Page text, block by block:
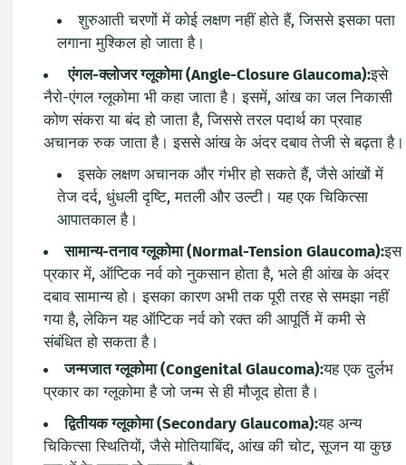
शुरुआती चरणों में कोई लक्षण नहीं होते हैं, जिससे इसका पता
लगाना मुश्किल हो जाता है।
एंगल-क्लोजर ग्लूकोमा (Angle-Closure Glaucoma):इसे
नैरो-एंगल ग्लूकोमा भी कहा जाता है। इसमें, आंख का जल निकासी
कोण संकरा या बंद हो जाता है, जिससे तरल पदार्थ का प्रवाह
अचानक रुक जाता है। इससे आंख के अंदर दबाव तेजी से बढ़ता है।
इसके लक्षण अचानक और गंभीर हो सकते हैं, जैसे आंखों में
तेज दर्द, धुंधली दृष्टि, मतली और उल्टी। यह एक चिकित्सा
आपातकाल है।
सामान्य-तनाव ग्लूकोमा (Normal-Tension Glaucoma):इस
प्रकार में, ऑप्टिक नर्व को नुकसान होता है, भले ही आंख के अंदर
दबाव सामान्य हो। इसका कारण अभी तक पूरी तरह से समझा नहीं
गया है, लेकिन यह ऑप्टिक नर्व को रक्त की आपूर्ति में कमी से
संबंधित हो सकता है।
जन्मजात ग्लूकोमा (Congenital Glaucoma):यह एक दुर्लभ
प्रकार का ग्लूकोमा है जो जन्म से ही मौजूद होता है।
द्वितीयक ग्लूकोमा (Secondary Glaucoma):यह अन्य
चिकित्सा स्थितियों, जैसे मोतियाबिंद, आंख की चोट, सूजन या कुछ